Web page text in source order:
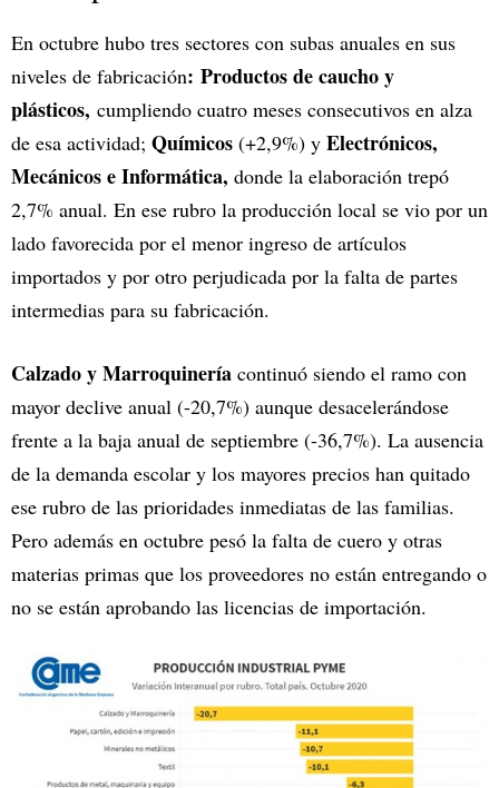
En octubre hubo tres sectores con subas anuales en sus
niveles de fabricación: Productos de caucho y
plásticos, cumpliendo cuatro meses consecutivos en alza
de esa actividad; Químicos (+2,9%) y Electrónicos,
Mecánicos e Informática, donde la elaboración trepó
2,7% anual. En ese rubro la producción local se vio por un
lado favorecida por el menor ingreso de artículos
importados y por otro perjudicada por la falta de partes
intermedias para su fabricación.
Calzado y Marroquinería continuó siendo el ramo con
mayor declive anual (-20,7%) aunque desacelerándose
frente a la baja anual de septiembre (-36,7%). La ausencia
de la demanda escolar y los mayores precios han quitado
ese rubro de las prioridades inmediatas de las familias.
Pero además en octubre pesó la falta de cuero y otras
materias primas que los proveedores no están entregando o
no se están aprobando las licencias de importación.